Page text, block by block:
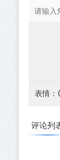
表情：
评论列